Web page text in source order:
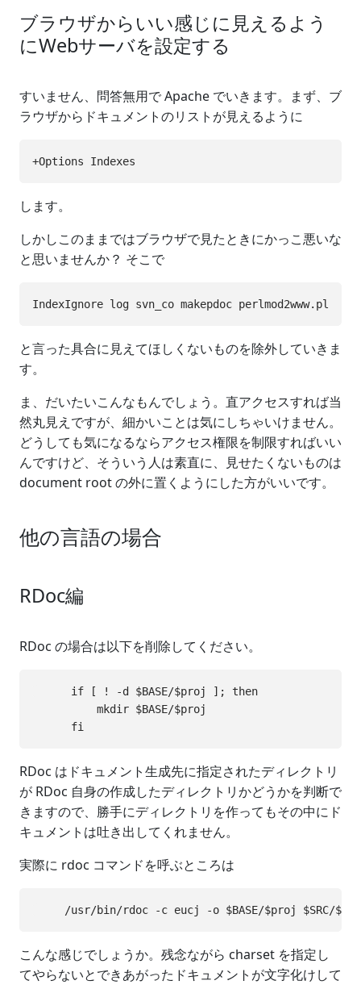
ブラウザからいい感じに見えるよう
にWebサーバを設定する
すいません、問答無用で Apache でいきます。まず、ブ
ラウザからドキュメントのリストが見えるように
します。
しかしこのままではブラウザで見たときにかっこ悪いな
と思いませんか？ そこで
と言った具合に見えてほしくないものを除外していきま
す。
ま、だいたいこんなもんでしょう。直アクセスすれば当
然丸見えですが、細かいことは気にしちゃいけません。
どうしても気になるならアクセス権限を制限すればいい
んですけど、そういう人は素直に、見せたくないものは
document root の外に置くようにした方がいいです。
他の言語の場合
RDoc編
RDoc の場合は以下を削除してください。
      if [ ! -d $BASE/$proj ]; then
          mkdir $BASE/$proj
RDoc はドキュメント生成先に指定されたディレクトリ
が RDoc 自身の作成したディレクトリかどうかを判断で
きますので、勝手にディレクトリを作ってもその中にド
キュメントは吐き出してくれません。
実際に rdoc コマンドを呼ぶところは
こんな感じでしょうか。残念ながら charset を指定し
てやらないとできあがったドキュメントが文字化けして